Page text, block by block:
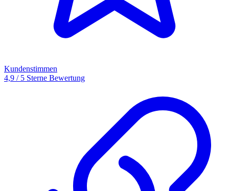
Kundenstimmen
4,9 / 5 Sterne Bewertung